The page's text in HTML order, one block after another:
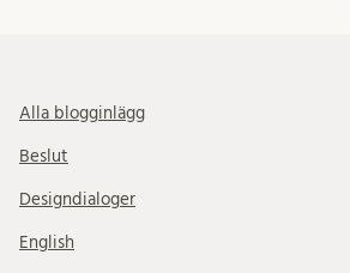
Alla blogginlägg
Beslut
Designdialoger
English